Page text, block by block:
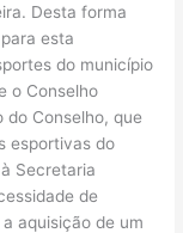
Desta forma
esta
do município
o Conselho
do Conselho, que
esportivas do
Secretaria
de
aquisição de um